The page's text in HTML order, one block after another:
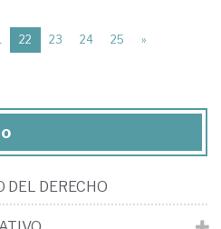
22 (current)
23 24 25 »
DERECHO